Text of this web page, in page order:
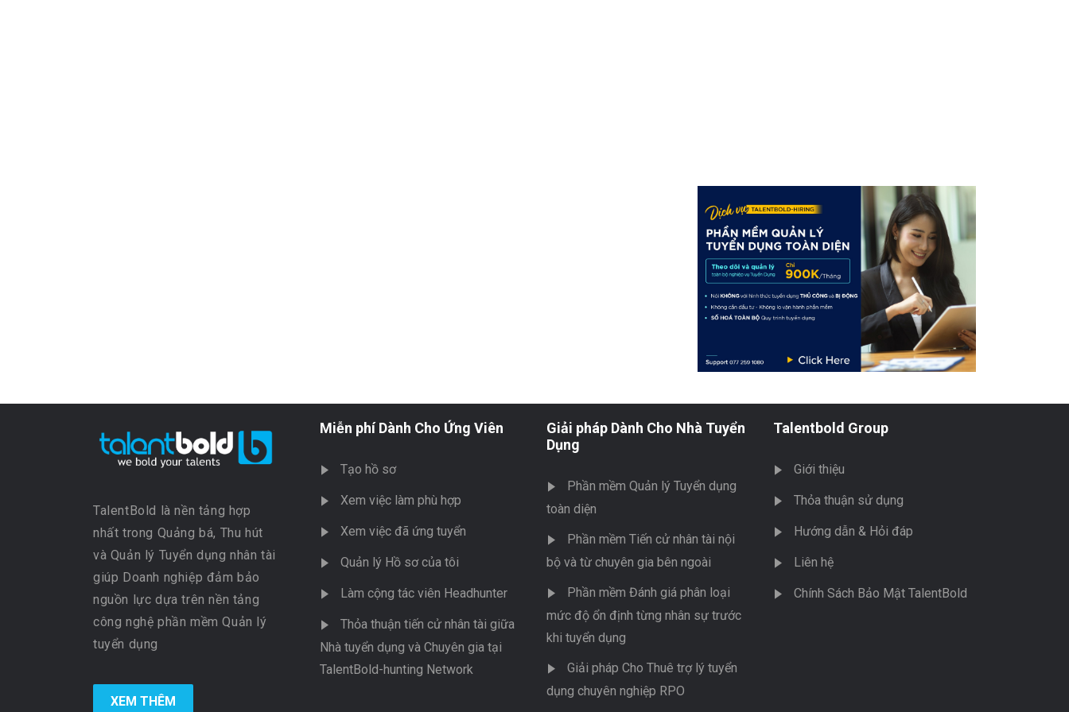
TalentBold là nền tảng hợp
nhất trong Quảng bá, Thu hút
và Quản lý Tuyển dụng nhân tài
giúp Doanh nghiệp đảm bảo
nguồn lực dựa trên nền tảng
công nghệ phần mềm Quản lý
tuyển dụng
XEM THÊM
Miễn phí Dành Cho Ứng Viên
Tạo hồ sơ
Xem việc làm phù hợp
Xem việc đã ứng tuyển
Quản lý Hồ sơ của tôi
Làm cộng tác viên Headhunter
Thỏa thuận tiến cử nhân tài giữa
Nhà tuyển dụng và Chuyên gia tại
TalentBold-hunting Network
Giải pháp Dành Cho Nhà Tuyển
Dụng
Phần mềm Quản lý Tuyển dụng
toàn diện
Phần mềm Tiến cử nhân tài nội
bộ và từ chuyên gia bên ngoài
Phần mềm Đánh giá phân loại
mức độ ổn định từng nhân sự trước
khi tuyển dụng
Giải pháp Cho Thuê trợ lý tuyển
dụng chuyên nghiệp RPO
Talentbold Group
Giới thiệu
Thỏa thuận sử dụng
Hướng dẫn & Hỏi đáp
Liên hệ
Chính Sách Bảo Mật TalentBold